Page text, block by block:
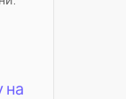
на